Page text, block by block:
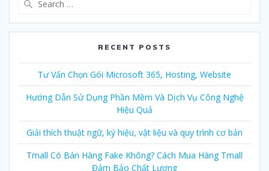
RECENT POSTS
Tư Vấn Chọn Gói Microsoft 365, Hosting, Website
Hướng Dẫn Sử Dụng Phần Mềm Và Dịch Vụ Công Nghệ
Hiệu Quả
Giải thích thuật ngữ, ký hiệu, vật liệu và quy trình cơ bản
Tmall Có Bán Hàng Fake Không? Cách Mua Hàng Tmall
Đảm Bảo Chất Lượng